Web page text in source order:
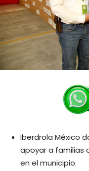
Iberdrola México
apoyar a familias
en el municipio.